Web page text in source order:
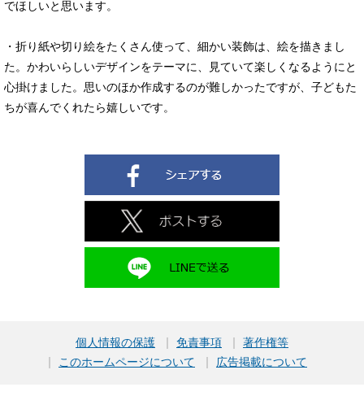
でほしいと思います。
・折り紙や切り絵をたくさん使って、細かい装飾は、絵を描きまし
た。かわいらしいデザインをテーマに、見ていて楽しくなるようにと
心掛けました。思いのほか作成するのが難しかったですが、子どもた
ちが喜んでくれたら嬉しいです。
個人情報の保護 免責事項
著作権等
このホームページについて
広告掲載について